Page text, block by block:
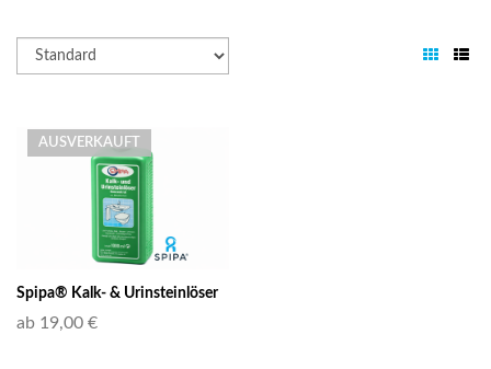
AUSVERKAUFT
Spipa® Kalk- & Urinsteinlöser
ab 19,00 €